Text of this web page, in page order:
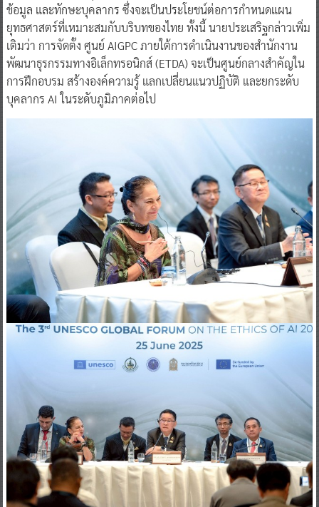
ข้อมูล และทักษะบุคลากร ซึ่งจะเป็นประโยชน์ต่อการกำหนดแผน
ยุทธศาสตร์ที่เหมาะสมกับบริบทของไทย ทั้งนี้ นายประเสริฐกล่าวเพิ่ม
เติมว่า การจัดตั้ง ศูนย์ AIGPC ภายใต้การดำเนินงานของสำนักงาน
พัฒนาธุรกรรมทางอิเล็กทรอนิกส์ (ETDA) จะเป็นศูนย์กลางสำคัญใน
การฝึกอบรม สร้างองค์ความรู้ แลกเปลี่ยนแนวปฏิบัติ และยกระดับ
บุคลากร AI ในระดับภูมิภาคต่อไป